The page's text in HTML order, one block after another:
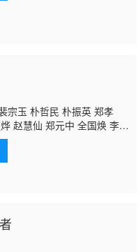
宗玉 朴哲民 朴振英 郑孝
赵慧仙 郑元中 全国焕 李章
全振序 李奎翰 吴胜恩 金允
伦